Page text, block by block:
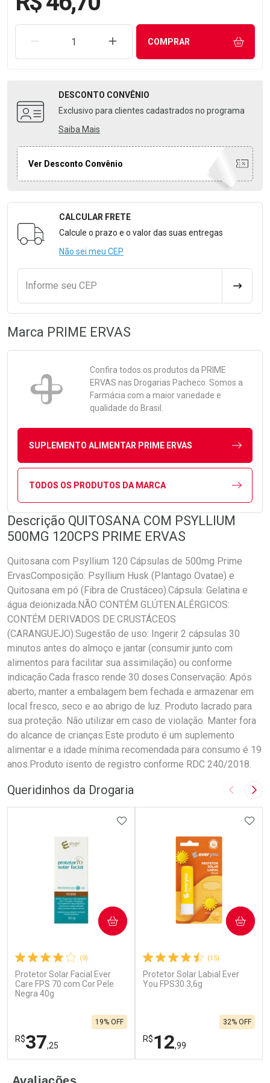
REMOVER UMA UNIDADEAUMENTAR UMA UNIDADE
COMPRAR
DESCONTO CONVÊNIO
Exclusivo para clientes cadastrados no programa
Saiba Mais
Ver Desconto Convênio
Formulário para Calcular o Frete
CALCULAR FRETE
Calcule o prazo e o valor das suas entregas
Não sei meu CEP
Informe seu CEP
Marca PRIME ERVAS
Confira todos os produtos da PRIME
ERVAS nas Drogarias Pacheco. Somos a
Farmácia com a maior variedade e
qualidade do Brasil.
SUPLEMENTO ALIMENTAR PRIME ERVAS
TODOS OS PRODUTOS DA MARCA
Descrição QUITOSANA COM PSYLLIUM
500MG 120CPS PRIME ERVAS
Quitosana com Psyllium 120 Cápsulas de 500mg Prime
ErvasComposição: Psyllium Husk (Plantago Ovatae) e
Quitosana em pó (Fibra de Crustáceo).Cápsula: Gelatina e
água deionizada.NÃO CONTÉM GLÚTEN.ALÉRGICOS:
CONTÉM DERIVADOS DE CRUSTÁCEOS
(CARANGUEJO).Sugestão de uso: Ingerir 2 cápsulas 30
minutos antes do almoço e jantar (consumir junto com
alimentos para facilitar sua assimilação) ou conforme
indicação.Cada frasco rende 30 doses.Conservação: Após
aberto, manter a embalagem bem fechada e armazenar em
local fresco, seco e ao abrigo de luz. Produto lacrado para
sua proteção. Não utilizar em caso de violação. Manter fora
do alcance de crianças.Este produto é um suplemento
alimentar e a idade mínima recomendada para consumo é 19
anos.Produto isento de registro conforme RDC 240/2018.
Queridinhos da Drogaria Imagem
(9)
Protetor Solar Facial Ever
Care FPS 70 com Cor Pele
Negra 40g
R$37,25
19% OFF
ADICIONAR AOS FAVORITOS
COMPRAR
(15)
Protetor Solar Labial Ever
You FPS30 3,6g
R$12,99
32% OFF
COMPRAR